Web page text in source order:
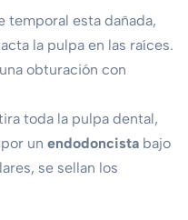
temporal esta dañada,
la pulpa en las raíces.
obturación con
toda la pulpa dental,
un endodoncistabajo
se sellan los